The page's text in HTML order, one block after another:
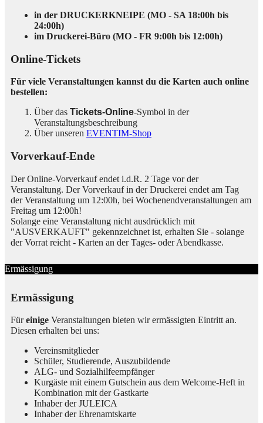
in der DRUCKERKNEIPE (MO - SA 18:00h bis
24:00h)
im Druckerei-Büro (MO - FR 9:00h bis 12:00h)
Online-Tickets
Für viele Veranstaltungen kannst du die Karten auch online
bestellen:
Über das Tickets-Online-Symbol in der
Veranstaltungsbeschreibung
Über unseren EVENTIM-Shop
Vorverkauf-Ende
Der Online-Vorverkauf endet i.d.R. 2 Tage vor der
Veranstaltung. Der Vorverkauf in der Druckerei endet am Tag
der Veranstaltung um 12:00h, bei Wochenendveranstaltungen am
Freitag um 12:00h!
Solange eine Veranstaltung nicht ausdrücklich mit
"AUSVERKAUFT" gekennzeichnet ist, erhalten Sie - solange
der Vorrat reicht - Karten an der Tages- oder Abendkasse.
Ermässigung
Ermässigung
Füreinige Veranstaltungen bieten wir ermässigten Eintritt an.
Diesen erhalten bei uns:
Vereinsmitglieder
Schüler, Studierende, Auszubildende
ALG- und Sozialhilfeempfänger
Kurgäste mit einem Gutschein aus dem Welcome-Heft in
Kombination mit der Gastkarte
Inhaber der JULEICA
Inhaber der Ehrenamtskarte